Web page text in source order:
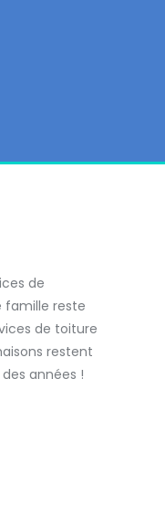
de
famille reste
de toiture
restent
années !